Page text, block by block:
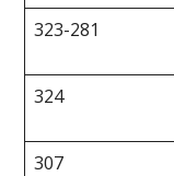
323-281
324
307